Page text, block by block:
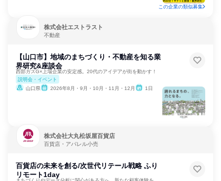
この企業の類似募集
株式会社エストラスト
不動産
【山口市】地域のまちづくり・不動産を知る業
界研究&座談会
西部ガスG×上場企業の安定感。20代のアイデアが街を動かす！
説明会・イベント
山口県
2026年8月・9月・10月・11月・12月 1日
株式会社大丸松坂屋百貨店
百貨店・アパレル小売
百貨店の未来を創る/次世代リテール戦略 ふり
リモート1day